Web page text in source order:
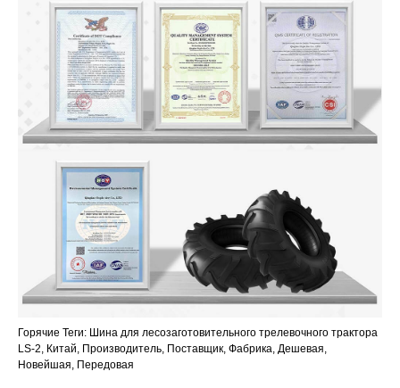
Горячие Теги: Шина для лесозаготовительного трелевочного трактора
LS-2, Китай, Производитель, Поставщик, Фабрика, Дешевая,
Новейшая, Передовая